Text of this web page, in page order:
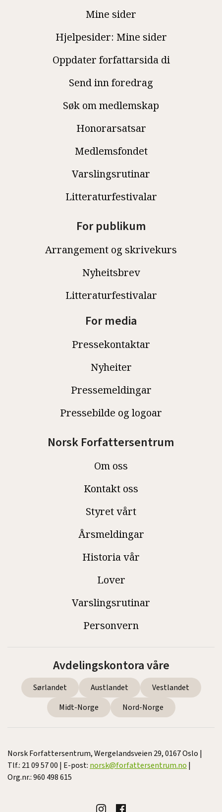
Mine sider
Hjelpesider: Mine sider
Oppdater forfattarsida di
Send inn foredrag
Søk om medlemskap
Honorarsatsar
Medlemsfondet
Varslingsrutinar
Litteraturfestivalar
For publikum
Arrangement og skrivekurs
Nyheitsbrev
Litteraturfestivalar
For media
Pressekontaktar
Nyheiter
Pressemeldingar
Pressebilde og logoar
Norsk Forfattersentrum
Om oss
Kontakt oss
Styret vårt
Årsmeldingar
Historia vår
Lover
Varslingsrutinar
Personvern
Avdelingskontora våre
Sørlandet Austlandet
Vestlandet
Midt-Norge
Nord-Norge
Norsk Forfattersentrum, Wergelandsveien 29, 0167 Oslo |
Tlf.: 21 09 57 00 | E-post: norsk@forfattersentrum.no |
Org.nr.: 960 498 615